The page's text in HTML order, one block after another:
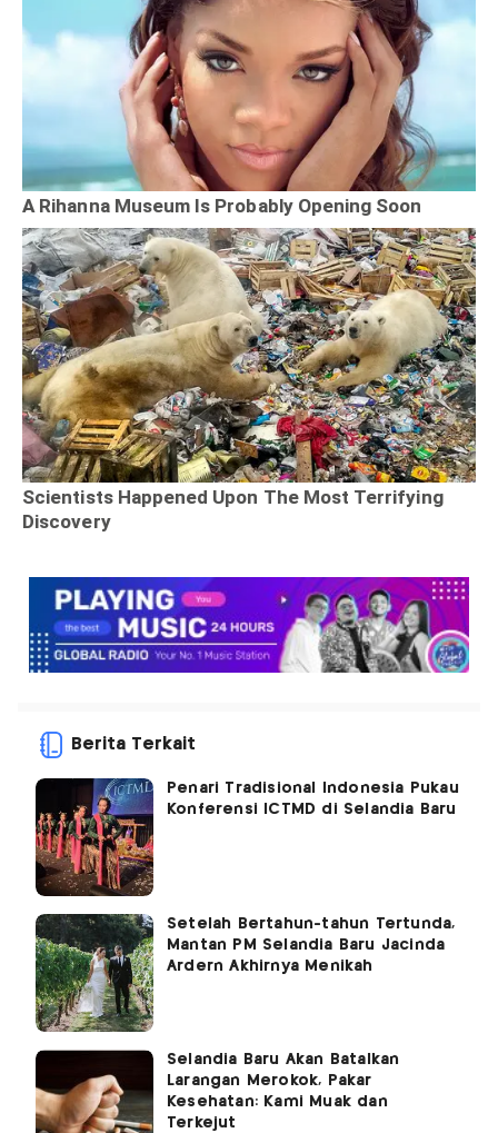
Berita Terkait
Penari Tradisional Indonesia Pukau
Konferensi ICTMD di Selandia Baru
Setelah Bertahun-tahun Tertunda,
Mantan PM Selandia Baru Jacinda
Ardern Akhirnya Menikah
Selandia Baru Akan Batalkan
Larangan Merokok, Pakar
Kesehatan: Kami Muak dan
Terkejut